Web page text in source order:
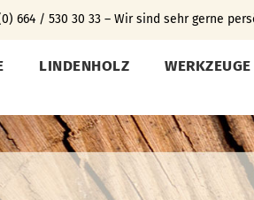
664 / 530 30 33 – Wir sind sehr gerne
LINDENHOLZ WERKZEUGE